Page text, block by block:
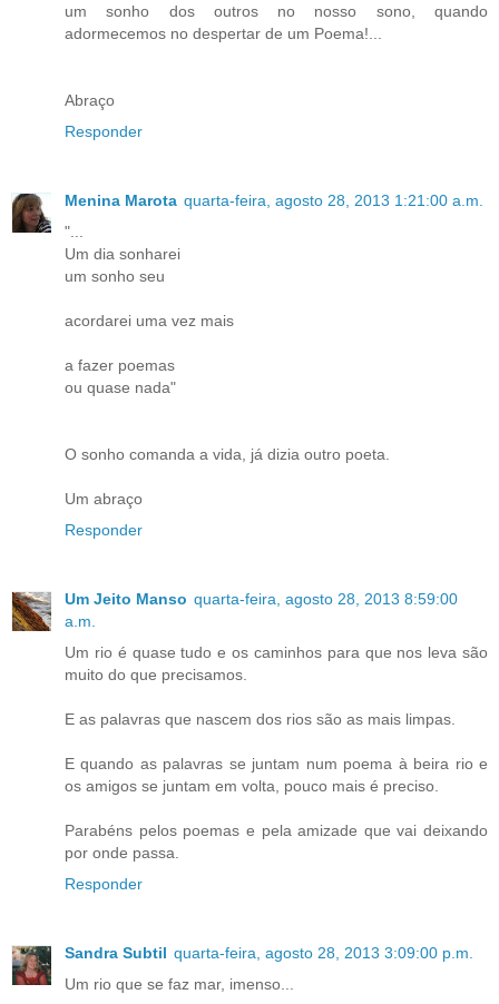
um sonho dos outros no nosso sono, quando
adormecemos no despertar de um Poema!...
Abraço
Responder
Menina Marota quarta-feira, agosto 28, 2013 1:21:00 a.m.
"...
Um dia sonharei
um sonho seu
acordarei uma vez mais
a fazer poemas
ou quase nada"
O sonho comanda a vida, já dizia outro poeta.
Um abraço
Responder
Um Jeito Manso quarta-feira, agosto 28, 2013 8:59:00
a.m.
Um rio é quase tudo e os caminhos para que nos leva são
muito do que precisamos.
E as palavras que nascem dos rios são as mais limpas.
E quando as palavras se juntam num poema à beira rio e
os amigos se juntam em volta, pouco mais é preciso.
Parabéns pelos poemas e pela amizade que vai deixando
por onde passa.
Responder
Sandra Subtil quarta-feira, agosto 28, 2013 3:09:00 p.m.
Um rio que se faz mar, imenso...